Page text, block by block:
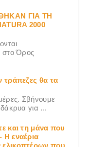
ΓΙΑ ΤΗ
2000
στο Όρος
τράπεζες θα τα
Σβήνουμε
για ...
και τη μάνα που
εναέρια
που